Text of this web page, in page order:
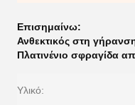
Επισημαίνω:
Ανθεκτικός στη
Πλατινένιο σφραγίδα
Υλικό: